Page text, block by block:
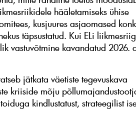
hääletamiseks ühise
kusjuures asjaomased
täpsustatud. Kui ELi
vastuvõtmine kavandatud 2026.
jätkata väetiste tegevuskava
kriiside mõju
kindlustatust, strateegilist